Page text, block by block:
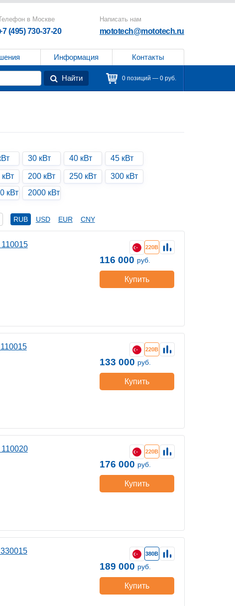
в Москве
(495) 730-37-20
Написать нам
mototech@mototech.ru
Информация Контакты
Найти 0 позиций — 0 руб.
30 кВт 40 кВт 45 кВт
200 кВт 250 кВт
300 кВт
кВт 2000 кВт
RUB USD EUR CNY
220В
116 000 руб.
Купить
220В
133 000 руб.
Купить
220В
176 000 руб.
Купить
380В
189 000 руб.
Купить